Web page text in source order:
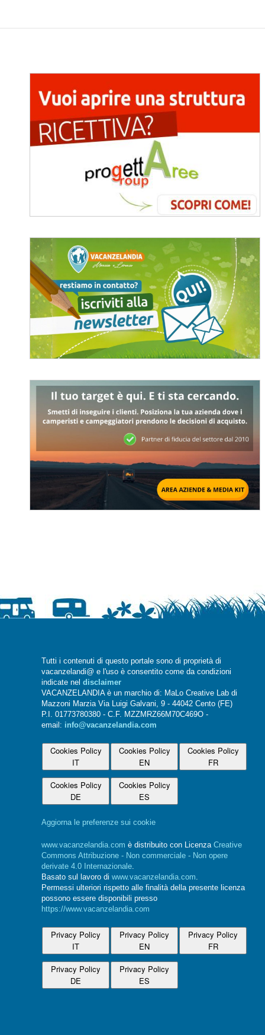
Tutti i contenuti di questo portale sono di proprietà di
vacanzelandi@ e l'uso è consentito come da condizioni
indicate nel disclaimer
VACANZELANDIA è un marchio di: MaLo Creative Lab di
Mazzoni Marzia Via Luigi Galvani, 9 - 44042 Cento (FE)
P.I. 01773780380 - C.F. MZZMRZ66M70C469O -
email: info@vacanzelandia.com
Cookies Policy
IT
Cookies Policy
EN
Cookies Policy
FR
Cookies Policy
DE
Cookies Policy
ES
Aggiorna le preferenze sui cookie
www.vacanzelandia.com è distribuito con Licenza Creative
Commons Attribuzione - Non commerciale - Non opere
derivate 4.0 Internazionale.
Basato sul lavoro di www.vacanzelandia.com.
Permessi ulteriori rispetto alle finalità della presente licenza
possono essere disponibili presso
https://www.vacanzelandia.com
Privacy Policy
IT
Privacy Policy
EN
Privacy Policy
FR
Privacy Policy
DE
Privacy Policy
ES